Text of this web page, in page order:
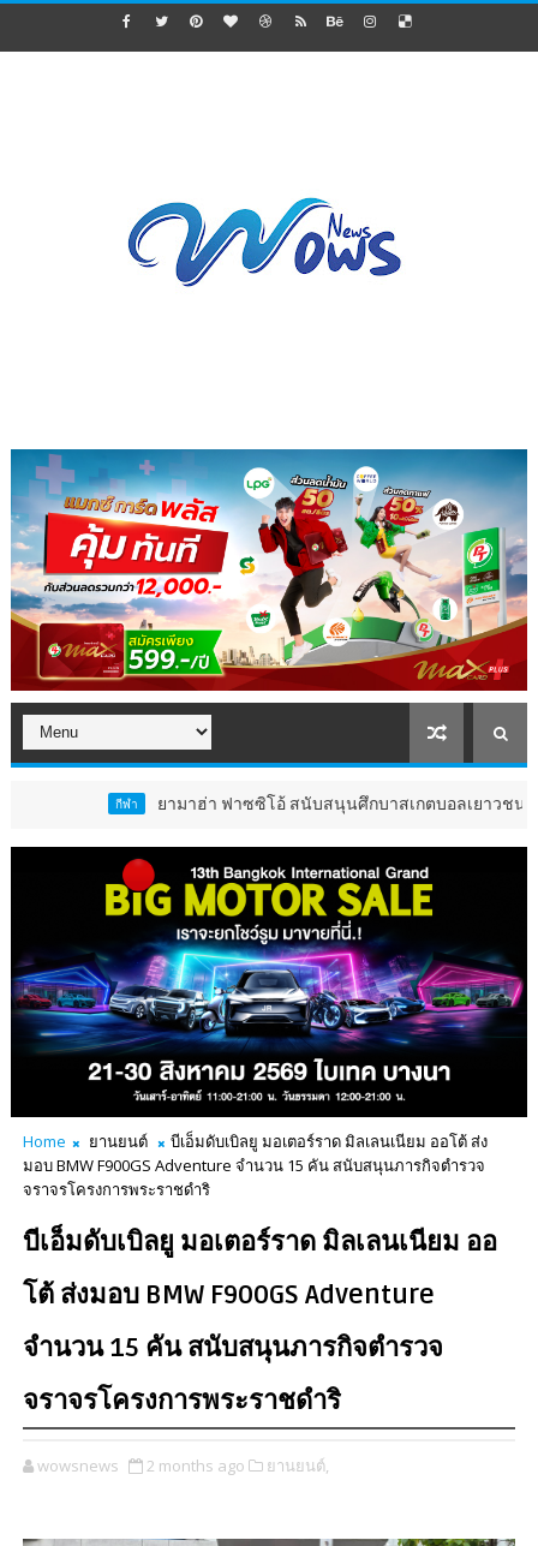
ยามาฮ่า ฟาซซิโอ้ สนับสนุนศึกบาสเกตบอลเยาวชน Junior Baller
Home ยานยนต์
บีเอ็มดับเบิลยู มอเตอร์ราด มิลเลนเนียม ออโต้ ส่ง
มอบ BMW F900GS Adventure จำนวน 15 คัน สนับสนุนภารกิจตำรวจ
จราจรโครงการพระราชดำริ
บีเอ็มดับเบิลยู มอเตอร์ราด มิลเลนเนียม ออ
โต้ ส่งมอบ BMW F900GS Adventure
จำนวน 15 คัน สนับสนุนภารกิจตำรวจ
จราจรโครงการพระราชดำริ
wowsnews 2 months ago ยานยนต์,